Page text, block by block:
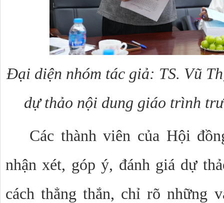
Đại diện nhóm tác giả: TS. Vũ
dự thảo nội dung giáo trình
Các thành viên của Hội
nhận xét, góp ý, đánh giá dự
cách thẳng thắn, chỉ rõ những